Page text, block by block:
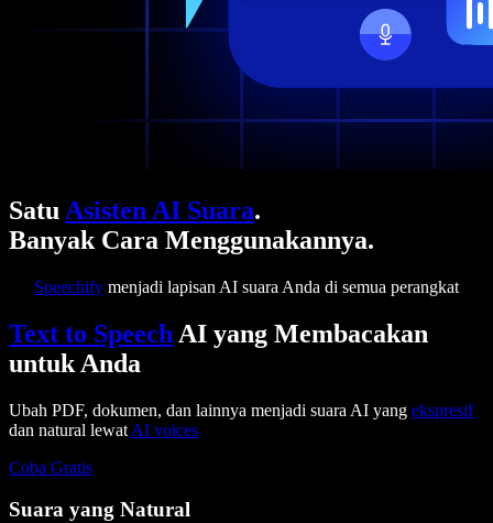
Satu Asisten AI Suara.
Banyak Cara Menggunakannya.
Speechify menjadi lapisan AI suara Anda di semua perangkat
Text to Speech AI yang Membacakan
untuk Anda
Ubah PDF, dokumen, dan lainnya menjadi suara AI yang ekspresif
dan natural lewat AI voices
Coba Gratis
Suara yang Natural